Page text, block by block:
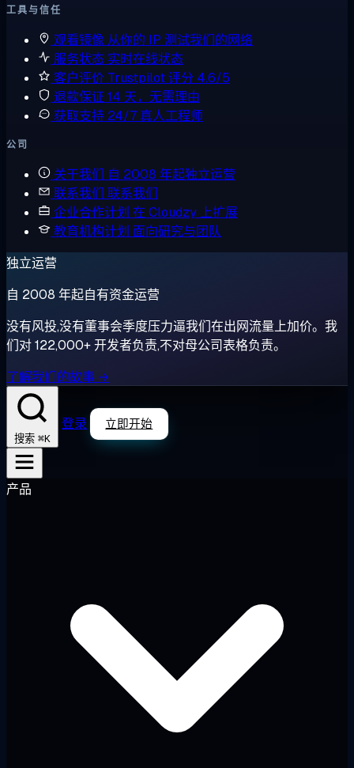
工具与信任
观看镜像 从你的 IP 测试我们的网络
服务状态 实时在线状态
客户评价 Trustpilot 评分 4.6/5
退款保证 14 天，无需理由
获取支持 24/7 真人工程师
公司
关于我们 自 2008 年起独立运营
联系我们 联系我们
企业合作计划 在 Cloudzy 上扩展
教育机构计划 面向研究与团队
独立运营
自 2008 年起自有资金运营
没有风投,没有董事会季度压力逼我们在出网流量上加价。我
们对 122,000+ 开发者负责,不对母公司表格负责。
了解我们的故事 →
搜索 ⌘K
登录 立即开始
产品